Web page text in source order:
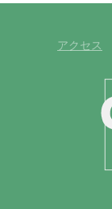
アクセス